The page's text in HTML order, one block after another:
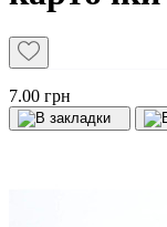
7.00 грн